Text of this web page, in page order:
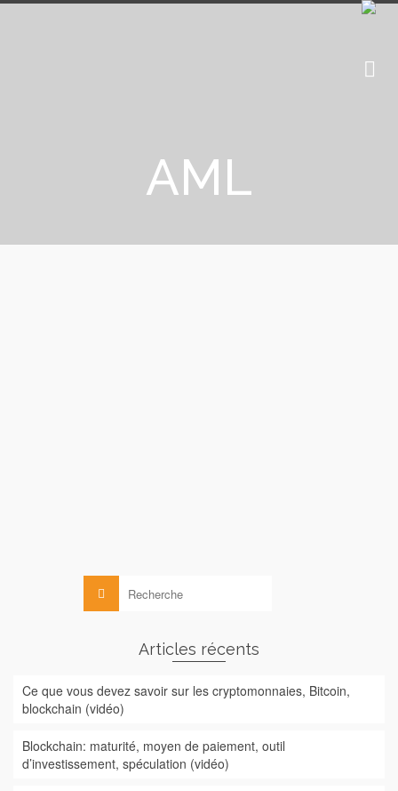
AML
Articles récents
Ce que vous devez savoir sur les cryptomonnaies, Bitcoin,
blockchain (vidéo)
Blockchain: maturité, moyen de paiement, outil
d’investissement, spéculation (vidéo)